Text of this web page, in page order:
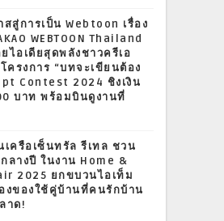
สสู่การเป็น Webtoon เรื่อง
WEBTOON Thailand
ไอเดียสุดพลังชาวครีเอ
ครงการ “บทจะเขียนต้อง
Contest 2024 ชิงเงิน
บาท พร้อมบินดูงานที่
เครือเซ็นทรัล รีเทล ชวน
ลางปี ในงาน Home &
2025 ยกขบวนไอเท็ม
งของใช้คู่บ้านที่คนรักบ้าน
าด!